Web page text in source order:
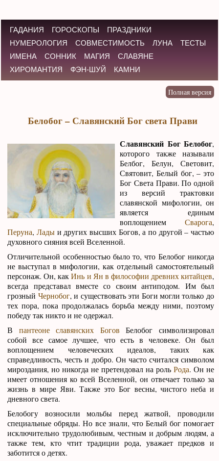
ГАДАНИЯ ГОРОСКОПЫ
ПРАЗДНИКИ
НУМЕРОЛОГИЯ
СОВМЕСТИМОСТЬ ЛУНА
ТЕСТЫ
ИМЕНА
СОННИК МАГИЯ
СЛАВЯНЕ
ХИРОМАНТИЯ
ФЭН-ШУЙ КАМНИ
Белобог – Славянский Бог cвета Прави
Славянский Бог Белобог,
которого также называли
Белбог, Белун, Световит,
Святовит, Белый бог, – это
Бог Света Прави. По одной
из версий трактовки
славянской мифологии, он
является единым
воплощением Сварога,
Перуна, Ладыи других высших Богов, а по другой – частью
духовного сияния всей Вселенной.
Отличительной особенностью было то, что Белобог никогда
не выступал в мифологии, как отдельный самостоятельный
персонаж. Он, какИнь и Ян в философии древних китайцев,
всегда представал вместе со своим антиподом. Им был
грозный Чернобог, и существовать эти Боги могли только до
тех пора, пока продолжалась борьба между ними, поэтому
победу так никто и не одержал.
В пантеоне славянских Богов Белобог символизировал
собой все самое лучшее, что есть в человеке. Он был
воплощением человеческих идеалов, таких как
справедливость, честь и добро. Он часто считался символом
мироздания, но никогда не претендовал на рольРода. Он не
имеет отношения ко всей Вселенной, он отвечает только за
жизнь в мире Яви. Также это Бог весны, чистого неба и
дневного света.
Белобогу возносили мольбы перед жатвой, проводили
специальные обряды. Но все знали, что Белый бог помогает
исключительно трудолюбивым, честным и добрым людям, а
также тем, кто чтит традиции рода, уважает предков и
заботится о детях.